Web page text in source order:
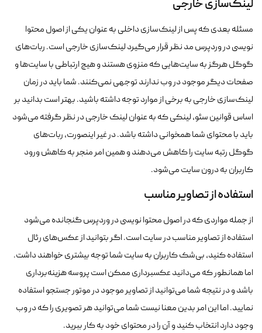
لینک‌سازی خارجی
مسئله بعدی که پس از لینک‌سازی داخلی به عنوان یکی از اصول محتوا
نویسی در وردپرس‌ مد نظر قرار می‌گیرد لینک‌سازی خارجی است. ربات‌های
گوگل هرگز به سایت‌هایی که منزوی هستند و هیچ ارتباطی با سایت‌ها و
صفحات دیگر موجود در وب ندارند توجهی نمی‌کنند. شما باید در زمان
لینک‌سازی خارجی به برخی از موارد توجه داشته باشید. بهتر است بدانید بر
اساس قوانین سئو، لینکی که به عنوان لینک خارجی در نظر گرفته می‌شود
باید با محتوای شما همخوانی داشته باشد. در غیر اینصورت، ربات‌های
گوگل رتبه سایت را کاهش می‌دهند و همین امر منجر به کاهش ورود
کاربران به درون سایت می‌شود.
استفاده از تصاویر مناسب
از جمله مواردی که در اصول محتوا نویسی در وردپرس گنجانده می‌شود
استفاده از تصاویر مناسب در سایت است. اگر بتوانید از عکس‌های رئال
استفاده کنید، بی‌شک کاربران به سایت شما توجه بیشتری خواهند داشت.
اما همانطور که می‌دانید عکسبرداری ممکن است پروسه هزینه‌برداری
باشد و در نتیجه شما می‌توانید از تصاویر موجود در موتور جستجو استفاده
نمایید. اما این امر بدین معنا نیست شما می‌توانید هر تصویری را که در وب
وجود دارد انتخاب کنید و آن را در محتوای خود به کار ببرید.